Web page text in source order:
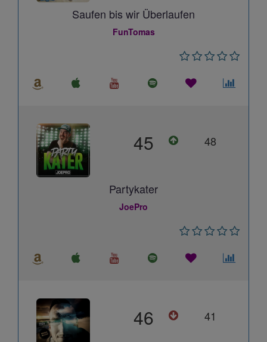
Saufen bis wir Überlaufen
FunTomas
45 48
Partykater
JoePro
46 41